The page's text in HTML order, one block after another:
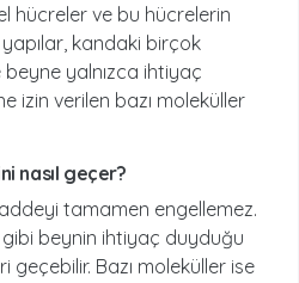
hücreler ve bu hücrelerin
kandaki birçok
yalnızca ihtiyaç
izin verilen bazı moleküller
nasıl geçer?
tamamen engellemez.
beynin ihtiyaç duyduğu
geçebilir. Bazı moleküller ise